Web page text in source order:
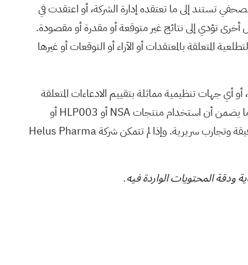
تستند إلى ما تعتقده إدارة الشركة، أو اعتقدت في
أخرى تؤدي إلى نتائج غير متوقعة أو مقدرة أو مقصودة.
المتعلقة بالمعتقدات أو الآراء أو التوقعات أو غيرها
أو أي جهات تنظيمية مماثلة بتقييم الادعاءات المتعلقة
بمنتجات NSA أو HLP003 وHLP004 وغيرها من برامج الشركة. ولم يتم تأكيد فعالية هذه المنتجات من خلال أبحاث معتمدة. ولا يوجد ما يضمن أن استخدام منتجات NSA أو HLP003 أو
HLP004 أو غيرها من برامج الشركة يُمكن أن يُشخّص أو يُعالج أو يشفي أو يقي من أي مرض أو حالة صحية. ويلزم إجراء أبحاث علمية دقيقة وتجارب سريرية. وإذا لم تتمكن شركة Helus Pharma